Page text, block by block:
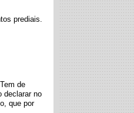
prediais.
de
declarar no
que por